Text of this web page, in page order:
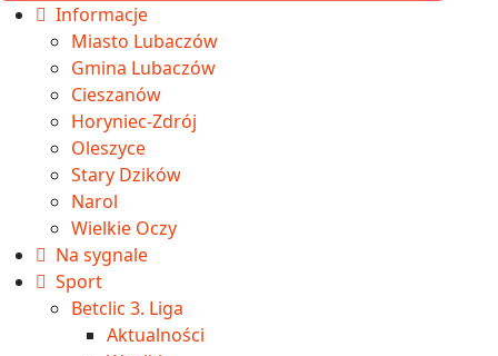
Informacje
Miasto Lubaczów
Gmina Lubaczów
Cieszanów
Horyniec-Zdrój
Oleszyce
Stary Dzików
Narol
Wielkie Oczy
Na sygnale
Sport
Betclic 3. Liga
Aktualności